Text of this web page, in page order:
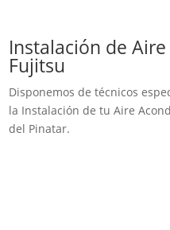
Instalación de
Fujitsu
Disponemos de técnicos
la Instalación de tu Aire
del Pinatar.